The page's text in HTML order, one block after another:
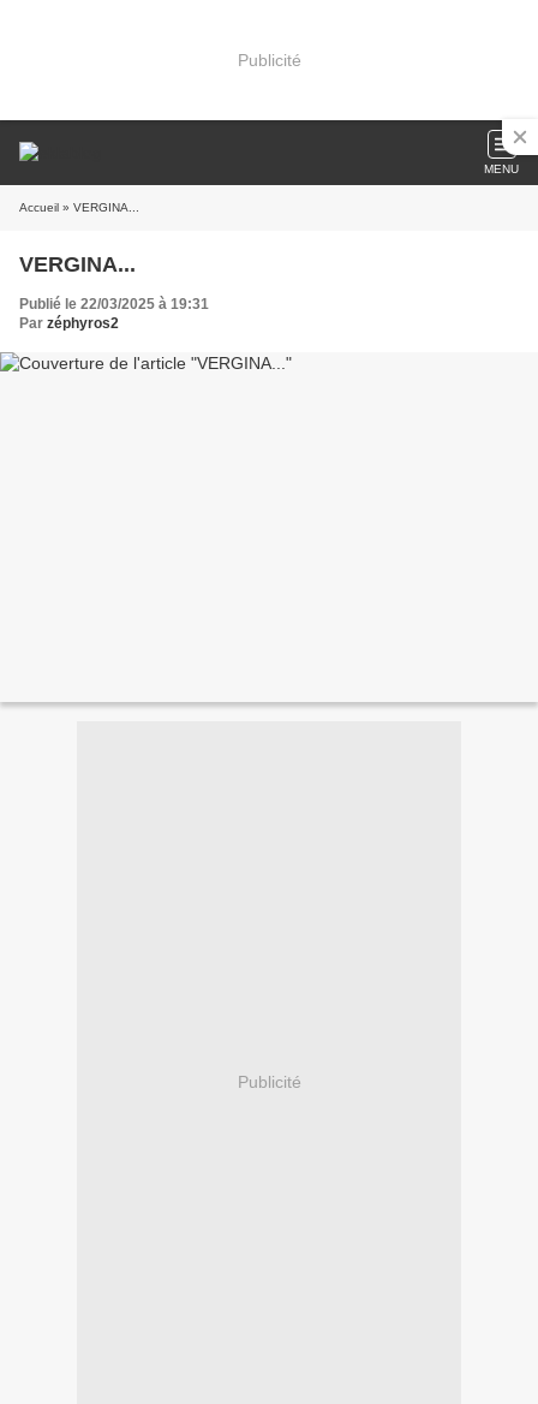
Publicité
MENU
Accueil » VERGINA...
VERGINA...
Publié le 22/03/2025 à 19:31
Par zéphyros2
Publicité